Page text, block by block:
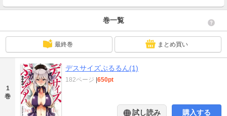
巻一覧
最終巻 まとめ買い
1
巻
デスサイズぷるるん(1)
182ページ |650pt
試し読み 購入する